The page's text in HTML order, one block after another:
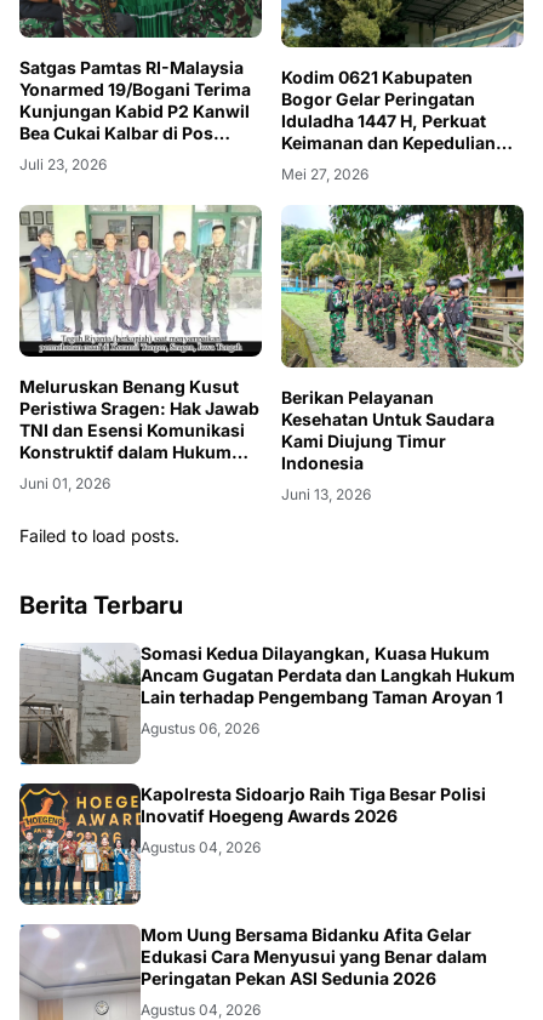
Satgas Pamtas RI-Malaysia
Yonarmed 19/Bogani Terima
Kunjungan Kabid P2 Kanwil
Bea Cukai Kalbar di Pos
Gabma Kotis
Juli 23, 2026
Kodim 0621 Kabupaten
Bogor Gelar Peringatan
Iduladha 1447 H, Perkuat
Keimanan dan Kepedulian
Sosial Prajurit
Mei 27, 2026
Meluruskan Benang Kusut
Peristiwa Sragen: Hak Jawab
TNI dan Esensi Komunikasi
Konstruktif dalam Hukum
Negara
Juni 01, 2026
Berikan Pelayanan
Kesehatan Untuk Saudara
Kami Diujung Timur
Indonesia
Juni 13, 2026
Failed to load posts.
Berita Terbaru
HUKUM.DAERAH
Somasi Kedua Dilayangkan, Kuasa Hukum
Ancam Gugatan Perdata dan Langkah Hukum
Lain terhadap Pengembang Taman Aroyan 1
Agustus 06, 2026
POLRI
Kapolresta Sidoarjo Raih Tiga Besar Polisi
Inovatif Hoegeng Awards 2026
Agustus 04, 2026
KESEHATAN
Mom Uung Bersama Bidanku Afita Gelar
Edukasi Cara Menyusui yang Benar dalam
Peringatan Pekan ASI Sedunia 2026
Agustus 04, 2026